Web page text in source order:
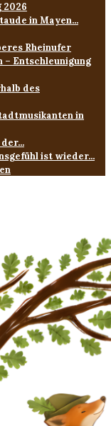
in Mayen...
Rheinufer
– Entschleunigung
des
in
ist wieder...